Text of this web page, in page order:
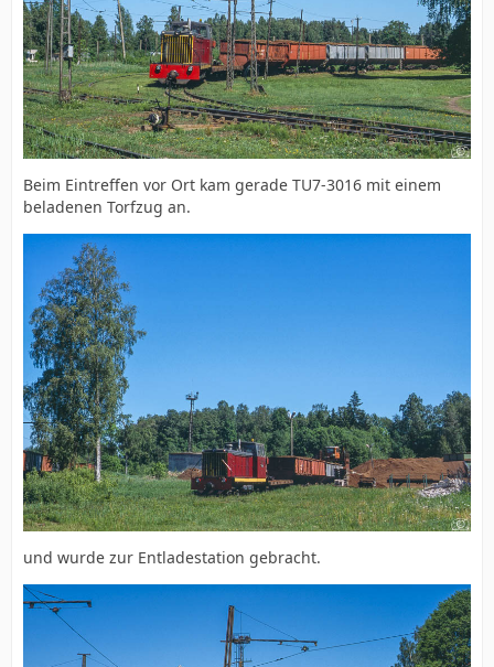
Beim Eintreffen vor Ort kam gerade TU7-3016 mit einem
beladenen Torfzug an.
und wurde zur Entladestation gebracht.